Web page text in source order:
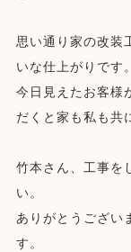
思い通り家の改装
いな仕上がりです。
今日見えたお客様
だくと家も私も共
竹本さん、工事を
い。
ありがとうござい
す。